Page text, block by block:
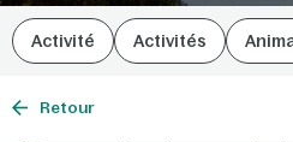
Activité Activités
Retour